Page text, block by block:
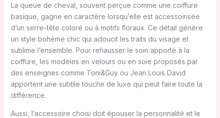
La queue de cheval, souvent perçue comme une coiffure
basique, gagne en caractère lorsqu’elle est accessoirisée
d’un serre-tête coloré ou à motifs floraux. Ce détail génère
un style bohème chic qui adoucit les traits du visage et
sublime l’ensemble. Pour rehausser le soin apporté à la
coiffure, les modèles en velours ou en soie proposés par
des enseignes comme Toni&Guy ou Jean Louis David
apportent une subtile touche de luxe qui peut faire toute la
différence.
Aussi, l’accessoire choisi doit épouser la personnalité et le